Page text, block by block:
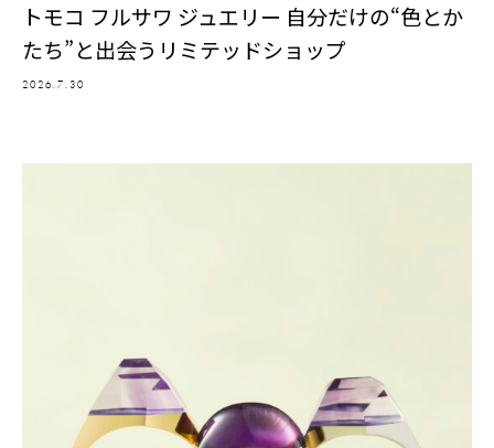
トモコ フルサワ ジュエリー 自分だけの“色とか
たち”と出会うリミテッドショップ
2026.7.30